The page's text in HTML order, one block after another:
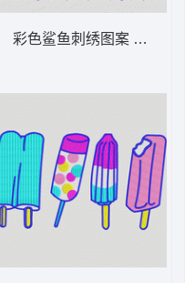
领子
彩色鲨鱼刺绣图案 卡通鲨